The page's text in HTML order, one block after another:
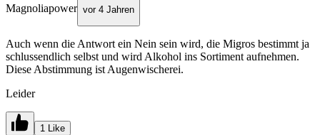
Magnoliapower vor 4 Jahren
Auch wenn die Antwort ein Nein sein wird, die Migros bestimmt ja
schlussendlich selbst und wird Alkohol ins Sortiment aufnehmen.
Diese Abstimmung ist Augenwischerei.
Leider
1 Like